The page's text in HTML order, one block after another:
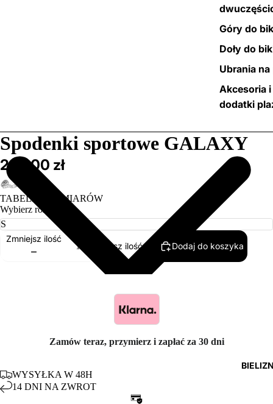
Góry do
Doły do
Ubrania na
Akcesoria i
dodatki
Spodenki sportowe GALAXY
289,00 zł
TABELA ROZMIARÓW
Wybierz rozmiar
Zmniejsz ilość
Zwiększ ilość Dodaj do koszyka
Zamów teraz, przymierz i zapłać za 30 dni
WYSYŁKA W 48H
14 DNI NA ZWROT